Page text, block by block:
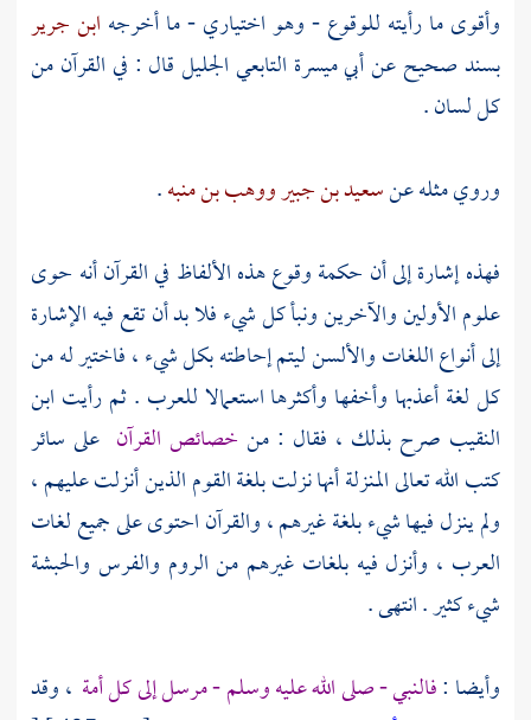
وأقوى ما رأيته للوقوع - وهو اختياري - ما أخرجه ابن جرير
بسند صحيح عنأبي ميسرة التابعي الجليل قال : في القرآن من
كل لسان .
وروي مثله عنسعيد بن جبيرووهب بن منبه.
فهذه إشارة إلى أن حكمة وقوع هذه الألفاظ في القرآن أنه حوى
علوم الأولين والآخرين ونبأ كل شيء فلا بد أن تقع فيه الإشارة
إلى أنواع اللغات والألسن ليتم إحاطته بكل شيء ، فاختير له من
كل لغة أعذبها وأخفها وأكثرها استعمالا للعرب . ثم رأيت ابن
النقيب صرح بذلك ، فقال : من خصائص القرآن على سائر
كتب الله تعالى المنزلة أنها نزلت بلغة القوم الذين أنزلت عليهم ،
ولم ينزل فيها شيء بلغة غيرهم ، والقرآن احتوى على جميع لغات
العرب ، وأنزل فيه بلغات غيرهم منالروم والفرس والحبشة
شيء كثير . انتهى .
وأيضا :فالنبي - صلى الله عليه وسلم - مرسل إلى كل أمة ، وقد